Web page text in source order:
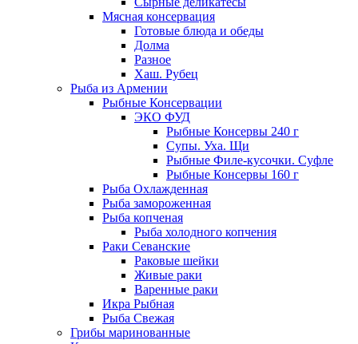
Мясная консервация
Готовые блюда и обеды
Долма
Разное
Хаш. Рубец
Рыба из Армении
Рыбные Консервации
ЭКО ФУД
Рыбные Консервы 240 г
Супы. Уха. Щи
Рыбные Филе-кусочки. Суфле
Рыбные Консервы 160 г
Рыба Охлажденная
Рыба замороженная
Рыба копченая
Рыба холодного копчения
Раки Севанские
Раковые шейки
Живые раки
Варенные раки
Икра Рыбная
Рыба Свежая
Грибы маринованные